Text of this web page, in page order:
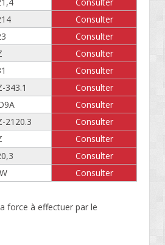
Consulter
Consulter
Consulter
Consulter
343.1
Consulter
Consulter
2120.3
Consulter
Consulter
Consulter
Consulter
force à effectuer par le